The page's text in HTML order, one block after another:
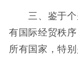
三、鉴于个
有国际经贸秩
所有国家，特